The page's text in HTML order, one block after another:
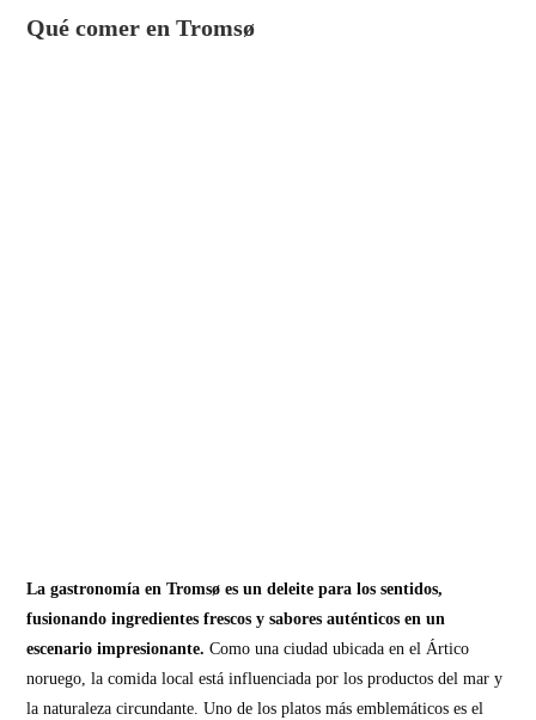
Qué comer en Tromsø
La gastronomía en Tromsø es un deleite para los sentidos,
fusionando ingredientes frescos y sabores auténticos en un
escenario impresionante. Como una ciudad ubicada en el Ártico
noruego, la comida local está influenciada por los productos del mar y
la naturaleza circundante. Uno de los platos más emblemáticos es el